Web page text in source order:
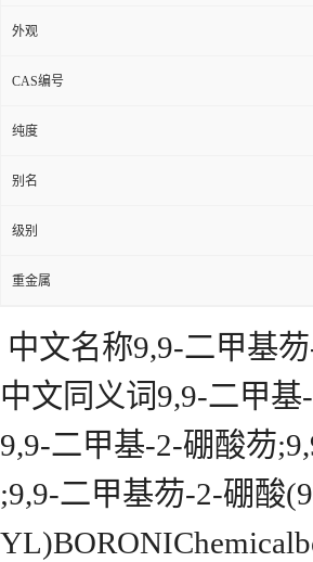
外观
CAS编号
纯度
别名
级别
重金属
中文名称9,9-二甲基
中文同义词9,9-二甲基
9,9-二甲基-2-硼酸芴
;9,9-二甲基芴-2-硼酸